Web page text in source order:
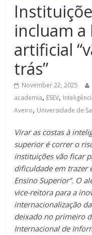
incluam
artificial
trás”
November 22, 2025
academia, ESEV,
Aveiro, Universidade de
Virar as costas à
superior é correr o
instituições vão ficar
dificuldade em trazer
Ensino Superior”. O
vice-reitora para a
internacionalização
deixado no primeiro
Internacional de